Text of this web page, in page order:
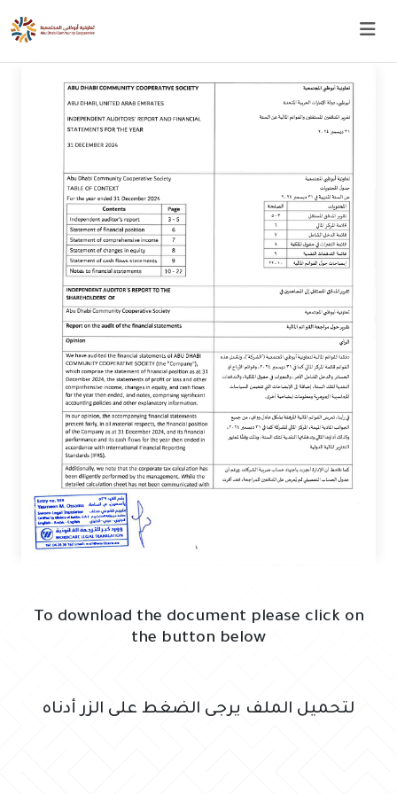
To download the document please click on
the button below
لتحميل الملف يرجى الضغط على الزر أدناه